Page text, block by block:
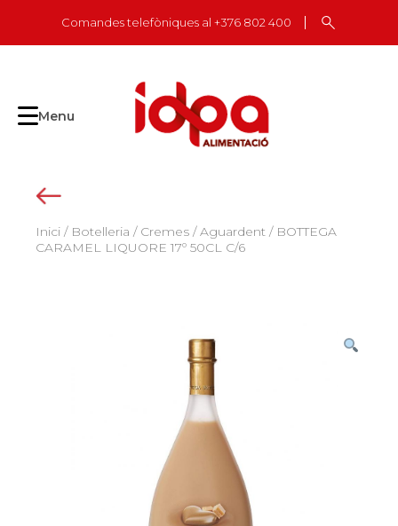
content
Comandes telefòniques al +376 802 400
Menu
Inici / Botelleria / Cremes / Aguardent / BOTTEGA
CARAMEL LIQUORE 17º 50CL C/6